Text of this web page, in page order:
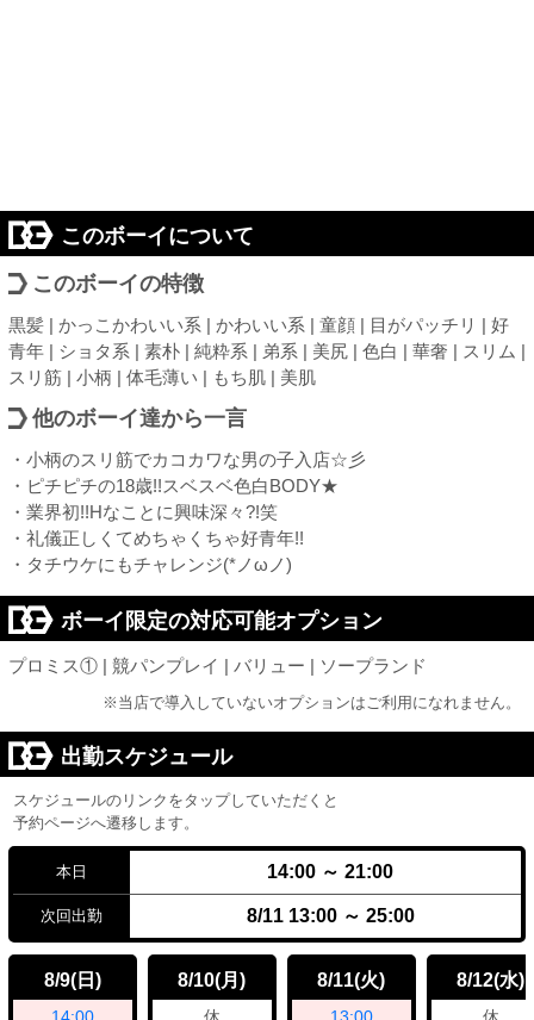
このボーイについて
このボーイの特徴
黒髪 | かっこかわいい系 | かわいい系 | 童顔 | 目がパッチリ | 好
青年 | ショタ系 | 素朴 | 純粋系 | 弟系 | 美尻 | 色白 | 華奢 | スリム |
スリ筋 | 小柄 | 体毛薄い | もち肌 | 美肌
他のボーイ達から一言
・小柄のスリ筋でカコカワな男の子入店☆彡
・ピチピチの18歳!!スベスベ色白BODY★
・業界初!!Hなことに興味深々?!笑
・礼儀正しくてめちゃくちゃ好青年!!
・タチウケにもチャレンジ(*ノωノ)
ボーイ限定の対応可能オプション
プロミス① | 競パンプレイ | バリュー | ソープランド
※当店で導入していないオプションはご利用になれません。
出勤スケジュール
スケジュールのリンクをタップしていただくと
予約ページへ遷移します。
本日 14:00 ～ 21:00
次回出勤 8/11 13:00 ～ 25:00
8/9(日) 8/10(月) 8/11(火) 8/12(水)